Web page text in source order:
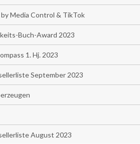
Media Control & TikTok
Buch-Award 2023
1. Hj. 2023
September 2023
August 2023